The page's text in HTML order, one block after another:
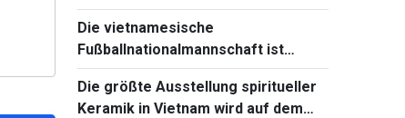
Frankreich einen neuen Fortschritt
Die vietnamesische
Fußballnationalmannschaft ist
bereit für das Spiel gegen Singapur
bei Südostasienmeisterschaft 2026
Die größte Ausstellung spiritueller
Keramik in Vietnam wird auf dem